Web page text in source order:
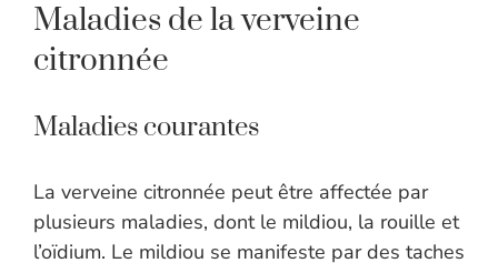
Maladies de la verveine
citronnée
Maladies courantes
La verveine citronnée peut être affectée par
plusieurs maladies, dont le mildiou, la rouille et
l’oïdium. Le mildiou se manifeste par des taches